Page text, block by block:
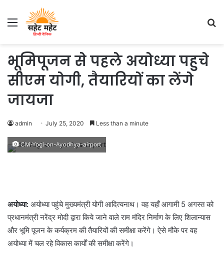
Menu
भूमिपूजन से पहले अयोध्या पहुचे
सीएम योगी, तैयारियों का लेंगे
जायजा
admin July 25, 2020 Less than a minute
CM-Yogi-on-Ayodhya-airport
अयोध्या: अयोध्या पहुंचे मुख्यमंत्री योगी आदित्यनाथ। वह यहाँ आगामी 5 अगस्त को
प्रधानमंत्री नरेंद्र मोदी द्वारा किये जाने वाले राम मंदिर निर्माण के लिए शिलान्यास
और भूमि पूजन के कर्यक्रम की तैयारियों की समीक्षा करेंगे। ऐसे मौके पर वह
अयोध्या में चल रहे विकास कार्यों की समीक्षा करेंगे।